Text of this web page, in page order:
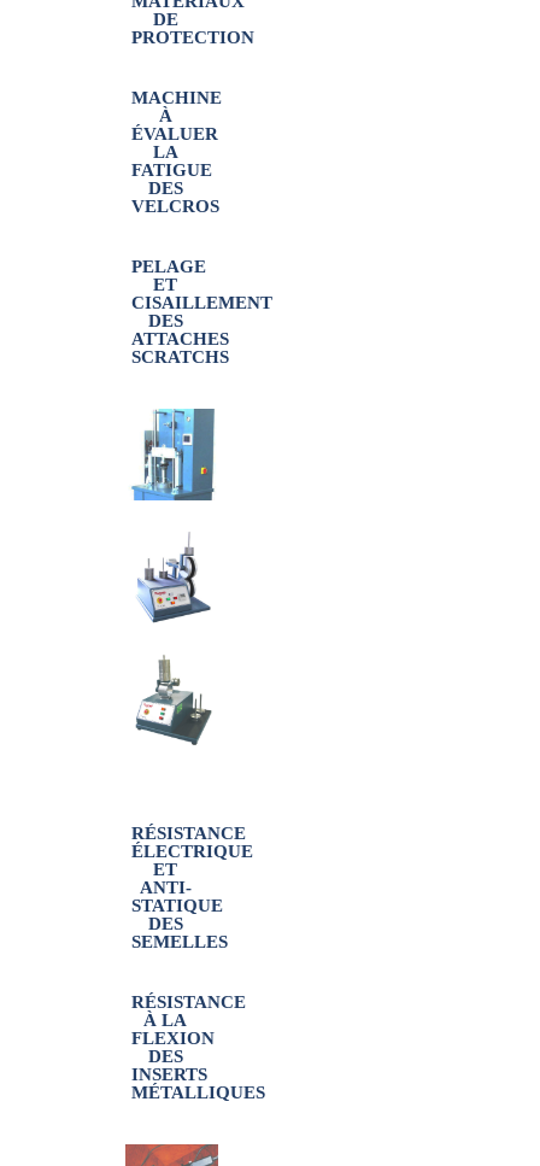
DE
PROTECTION
MACHINE
À
ÉVALUER
LA
FATIGUE
DES
VELCROS
PELAGE
ET
CISAILLEMENT
DES
ATTACHES
SCRATCHS
RÉSISTANCE
ÉLECTRIQUE
ET
ANTI-
STATIQUE
DES
SEMELLES
RÉSISTANCE
À LA
FLEXION
DES
INSERTS
MÉTALLIQUES